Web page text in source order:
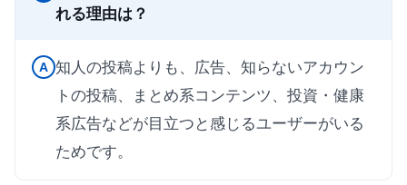
れる理由は？
A 知人の投稿よりも、広告、知らないアカウン
トの投稿、まとめ系コンテンツ、投資・健康
系広告などが目立つと感じるユーザーがいる
ためです。